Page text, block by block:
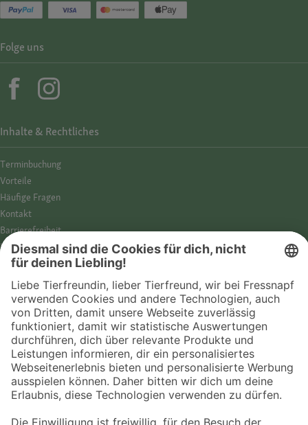
Inhalte & Rechtliches
Termin­buchung
Vorteile
Häufige Fragen
Kontakt
Barrierefreiheit
Impressum
Datenschutz­hinweise
Cookies
AGB
Entdecke Fressnapf
Tierversicherung
GPS-Tracker
Fressnapf Salon
Folge uns